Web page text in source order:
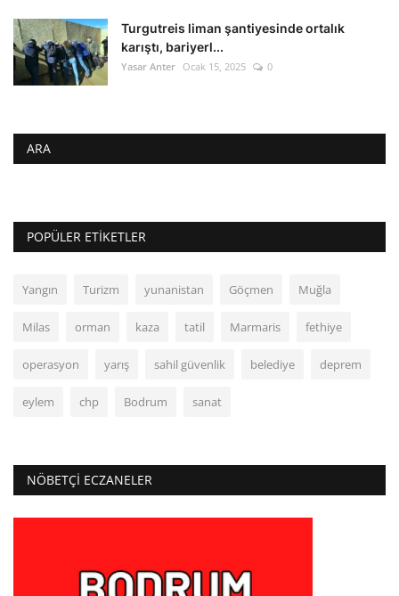
Turgutreis liman şantiyesinde ortalık
karıştı, bariyerl...
Yasar Anter Ocak 15, 2025 0
ARA
POPÜLER ETIKETLER
Yangın Turizm yunanistan Göçmen Muğla
Milas orman kaza tatil Marmaris fethiye
operasyon yarış sahil güvenlik belediye deprem
eylem chp Bodrum sanat
NÖBETÇI ECZANELER